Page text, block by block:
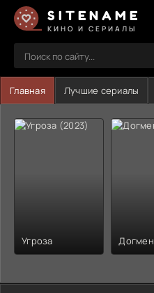
SITENAME
КИНО И СЕРИАЛЫ
Главная Лучшие сериалы
Угроза Догмен